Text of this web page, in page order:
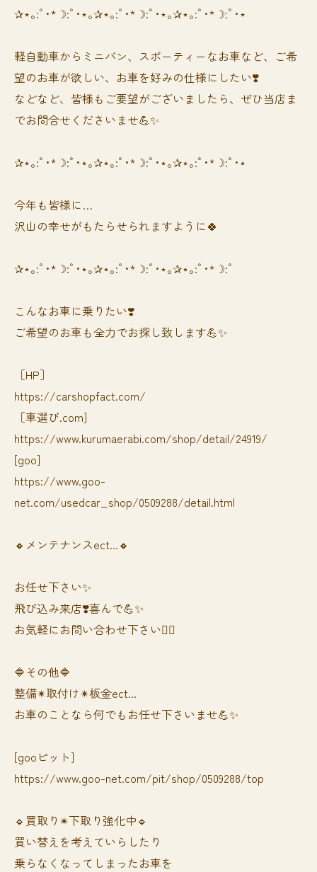
✰⋆｡:ﾟ･*☽:ﾟ･⋆｡✰⋆｡:ﾟ･*☽:ﾟ･⋆｡✰⋆｡:ﾟ･*☽:ﾟ･⋆
軽自動車からミニバン、スポーティーなお車など、ご希
望のお車が欲しい、お車を好みの仕様にしたい❣️
などなど、皆様もご要望がございましたら、ぜひ当店ま
でお問合せくださいませ💪✨
✰⋆｡:ﾟ･*☽:ﾟ･⋆｡✰⋆｡:ﾟ･*☽:ﾟ･⋆｡✰⋆｡:ﾟ･*☽:ﾟ･⋆
今年も皆様に…
沢山の幸せがもたらせられますように🍀
✰⋆｡:ﾟ･*☽:ﾟ･⋆｡✰⋆｡:ﾟ･*☽:ﾟ･⋆｡✰⋆｡:ﾟ･*☽:ﾟ
⁡⁡⁡こんなお車に乗りたい❣️
ご希望のお車も全力でお探し致します💪✨
［HP］
https://carshopfact.com/
［車選び.com]
https://www.kurumaerabi.com/shop/detail/24919/
[goo]
https://www.goo-
net.com/usedcar_shop/0509288/detail.html
🔸メンテナンスect...🔸
お任せ下さい✨
飛び込み来店❣️喜んで💪✨
お気軽にお問い合わせ下さい🙆‍♀️
🔷その他🔷
整備✴︎取付け✴︎板金ect...
お車のことなら何でもお任せ下さいませ💪✨
[gooピット]
https://www.goo-net.com/pit/shop/0509288/top
🔹買取り✴︎下取り強化中🔹
買い替えを考えていらしたり
乗らなくなってしまったお車を